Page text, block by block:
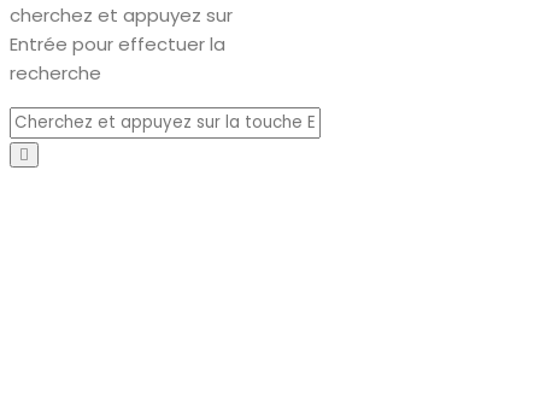
cherchez et appuyez sur
Entrée pour effectuer la
recherche